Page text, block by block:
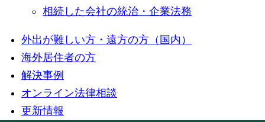
相続した会社の統治・企業法務
外出が難しい方・遠方の方（国内）
海外居住者の方
解決事例
オンライン法律相談
更新情報